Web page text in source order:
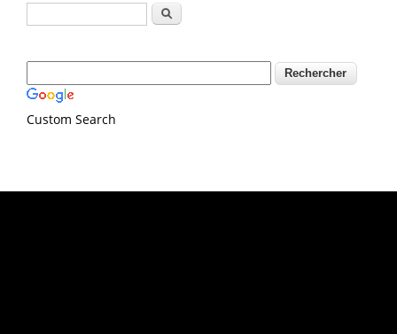
Formulaire de recherche
Rechercher
Custom Search